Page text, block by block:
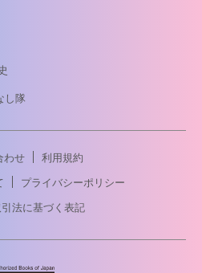
し隊
わせ
利用規約
プライバシーポリシー
法に基づく表記